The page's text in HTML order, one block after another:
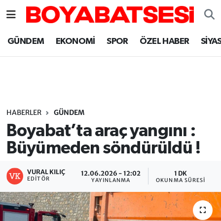
GÜNDEM EKONOMİ SPOR ÖZEL HABER
HABERLER GÜNDEM
Boyabat’ta araç yangını :
Büyümeden söndürüldü !
VURAL KILIÇ
EDITÖR
12.06.2026 - 12:02
YAYINLANMA
1 DK
OKUNMA SÜRESI
Sinop Nöbetçi Eczaneler
Sinop Trafik Yoğunluk Haritası
Süper Lig Puan Durumu ve Fikstür
Haber Arşivi